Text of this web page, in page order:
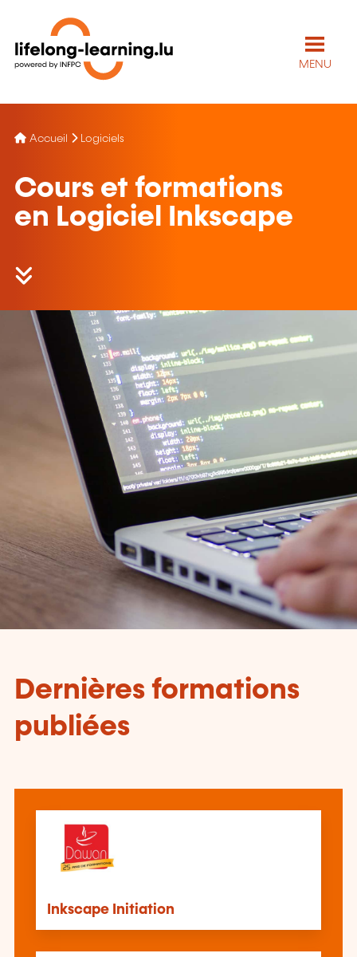
MENU
Accueil Logiciels
Cours et formations
en Logiciel Inkscape
Dernières formations
publiées
Inkscape Initiation